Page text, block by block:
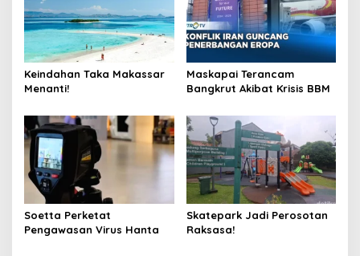
Keindahan Taka Makassar
Menanti!
Maskapai Terancam
Bangkrut Akibat Krisis BBM
Soetta Perketat
Pengawasan Virus Hanta
Skatepark Jadi Perosotan
Raksasa!